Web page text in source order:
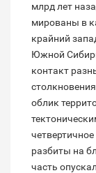
млрд лет
мированы в
крайний
Южной
контакт
облик
разбиты на
часть